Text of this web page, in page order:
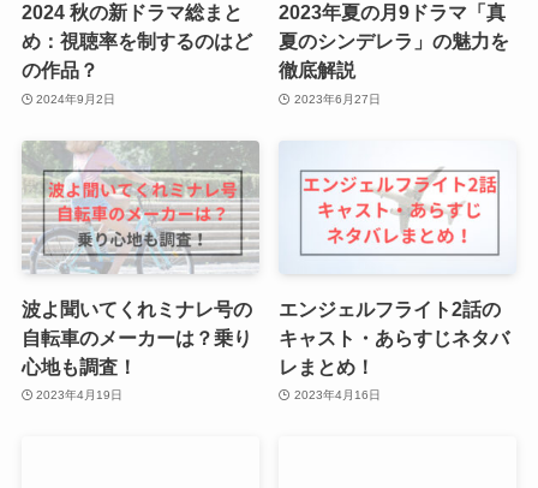
2024 秋の新ドラマ総まと
め：視聴率を制するのはど
の作品？
2024年9月2日
2023年夏の月9ドラマ「真
夏のシンデレラ」の魅力を
徹底解説
2023年6月27日
波よ聞いてくれミナレ号の
自転車のメーカーは？乗り
心地も調査！
2023年4月19日
エンジェルフライト2話の
キャスト・あらすじネタバ
レまとめ！
2023年4月16日